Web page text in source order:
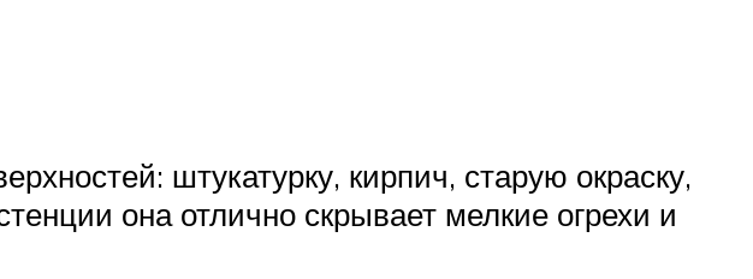
штукатурку, кирпич, старую окраску,
она отлично скрывает мелкие огрехи и